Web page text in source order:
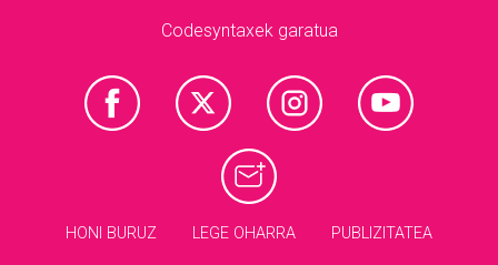
Codesyntaxek garatua
HONI BURUZ LEGE OHARRA PUBLIZITATEA